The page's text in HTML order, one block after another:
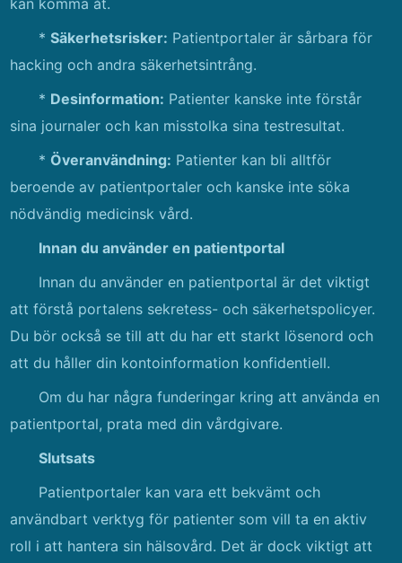
kan komma åt.
*Säkerhetsrisker: Patientportaler är sårbara för
hacking och andra säkerhetsintrång.
* Desinformation: Patienter kanske inte förstår
sina journaler och kan misstolka sina testresultat.
* Överanvändning: Patienter kan bli alltför
beroende av patientportaler och kanske inte söka
nödvändig medicinsk vård.
Innan du använder en patientportal
Innan du använder en patientportal är det viktigt
att förstå portalens sekretess- och säkerhetspolicyer.
Du bör också se till att du har ett starkt lösenord och
att du håller din kontoinformation konfidentiell.
Om du har några funderingar kring att använda en
patientportal, prata med din vårdgivare.
Slutsats
Patientportaler kan vara ett bekvämt och
användbart verktyg för patienter som vill ta en aktiv
roll i att hantera sin hälsovård. Det är dock viktigt att